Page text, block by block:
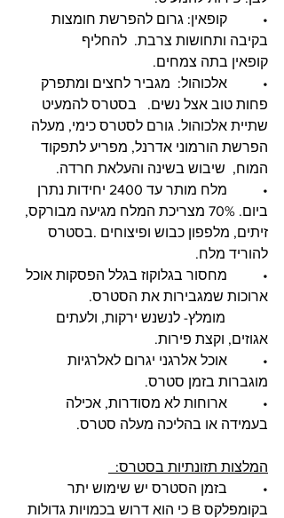
•          קופאין: גרום להפרשת חומצות
בקיבה ותחושות צרבת.  להחליף
קופאין בתה צמחים.
•          אלכוהול:  מגביר לחצים ומתפרק
פחות טוב אצל נשים.   בסטרס להמעיט
שתיית אלכוהול. גורם לסטרס כימי, מעלה
הפרשת הורמוני אדרנל, מפריע לתפקוד
המוח,  שיבוש בשינה והעלאת חרדה.
•          מלח מותר עד 2400 יחידות נתרן
ביום. 70% מצריכת המלח מגיעה מבורקס,
זיתים, מלפפון כבוש ופיצוחים .בסטרס
להוריד מלח.
•          מחסור בגלוקוז בגלל הפסקות אוכל
ארוכות שמגבירות את הסטרס.
מומלץ- לנשנש ירקות, ולעתים
אגוזים, וקצת פירות.
•          אוכל אלרגני יגרום לאלרגיות
מוגברות בזמן סטרס.
•          ארוחות לא מסודרות, אכילה
בעמידה או בהליכה מעלה סטרס.
המלצות תזונתיות בסטרס:
•          בזמן הסטרס יש שימוש יתר
בקומפלקס B כי הוא דרוש בכמויות גדולות